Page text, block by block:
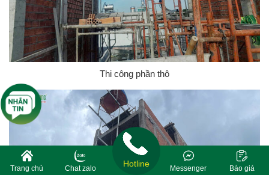
Thi công phần thô
Trang chủ Chat zalo Báo giá
Messenger
Hotline